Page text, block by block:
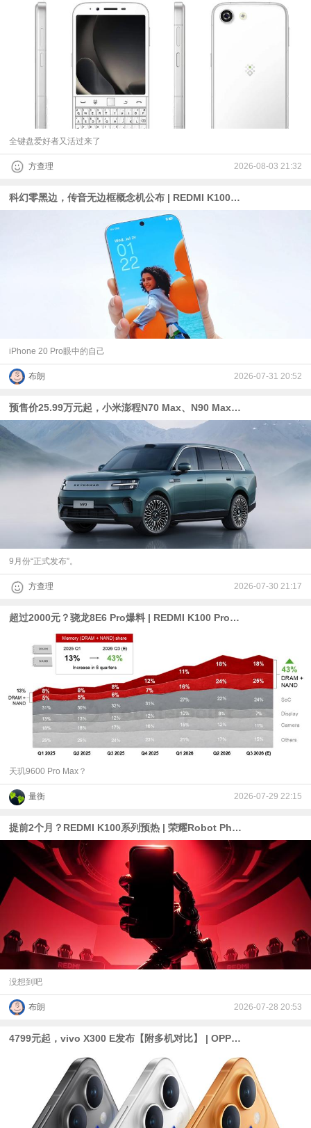
全键盘爱好者又活过来了
方查理 2026-08-03 21:32
科幻零黑边，传音无边框概念机公布 | REDMI K100 Pro Max定档+赤霞珠红真机
iPhone 20 Pro眼中的自己
布朗 2026-07-31 20:52
预售价25.99万元起，小米澎程N70 Max、N90 Max增程式SUV发布：“50万内最好的SUV之一”
9月份“正式发布”。
方查理 2026-07-30 21:17
超过2000元？骁龙8E6 Pro爆料 | REDMI K100 Pro跑分曝光：骁龙8E5 | 6月智能机出货量下降16.6%
天玑9600 Pro Max？
量衡 2026-07-29 22:15
提前2个月？REDMI K100系列预热 | 荣耀Robot Phone的影像配置公布、拯救者Y700无极为8.4英寸屏
没想到吧
布朗 2026-07-28 20:53
4799元起，vivo X300 E发布【附多机对比】 | OPPO首台10000mAh电池手机官宣 |荣耀Robot Phone定档